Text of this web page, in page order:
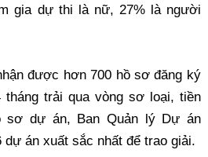
gia dự thi là nữ, 27% là người
được hơn 700 hồ sơ đăng ký
tháng trải qua vòng sơ loại, tiền
sơ dự án, Ban Quản lý Dự án
án xuất sắc nhất để trao giải.